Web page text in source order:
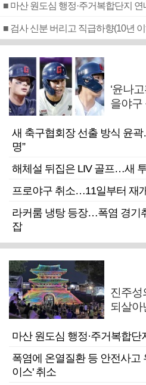
■ 마산 원도심 행정·주거복합단지
‘윤나
을야구
새 축구협회장 선출 방식 윤
명”
해체설 뒤집은 LIV 골프…새 투
프로야구 취소…11일부터 재
라커룸 냉탕 등장…폭염 경기
잡
진주
되살아
마산 원도심 행정·주거복합단
폭염에 온열질환 등 안전사고
이스' 취소